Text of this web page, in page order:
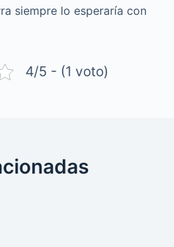
siempre lo esperaría con
4/5 - (1 voto)